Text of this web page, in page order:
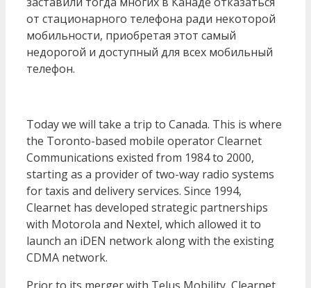
от стационарного телефона ради некоторой
мобильности, приобретая этот самый
недорогой и доступный для всех мобильный
телефон.
Today we will take a trip to Canada. This is where
the Toronto-based mobile operator Clearnet
Communications existed from 1984 to 2000,
starting as a provider of two-way radio systems
for taxis and delivery services. Since 1994,
Clearnet has developed strategic partnerships
with Motorola and Nextel, which allowed it to
launch an iDEN network along with the existing
CDMA network.